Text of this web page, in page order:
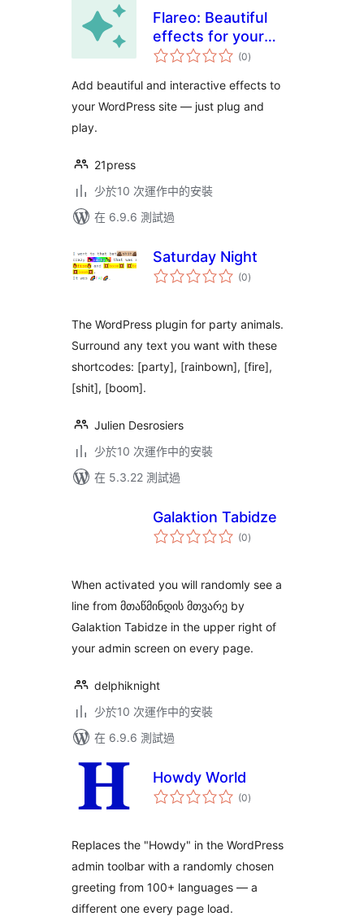
Flareo: Beautiful
effects for your
Site
(0總
評)
Add beautiful and interactive effects to
your WordPress site — just plug and
play.
21press
少於10 次運作中的安裝
在 6.9.6 測試過
Saturday Night
(0總
評)
The WordPress plugin for party animals.
Surround any text you want with these
shortcodes: [party], [rainbown], [fire],
[shit], [boom].
Julien Desrosiers
少於10 次運作中的安裝
在 5.3.22 測試過
Galaktion Tabidze
(0總
評)
When activated you will randomly see a
line from მთაწმინდის მთვარე by
Galaktion Tabidze in the upper right of
your admin screen on every page.
delphiknight
少於10 次運作中的安裝
在 6.9.6 測試過
Howdy World
(0總
評)
Replaces the "Howdy" in the WordPress
admin toolbar with a randomly chosen
greeting from 100+ languages — a
different one every page load.